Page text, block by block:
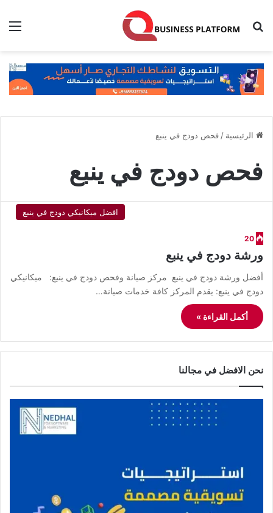
بحث عن
الرئيسية / فحص دودج في ينبع
فحص دودج في ينبع
افضل ميكانيكي دودج في ينبع
20
ورشة دودج في ينبع
أفضل ورشة دودج في ينبع مركز صيانة وفحص دودج في ينبع: ميكانيكي
دودج في ينبع: يقدم المركز كافة خدمات صيانة…
أكمل القراءة »
نحن الافضل في مجالنا